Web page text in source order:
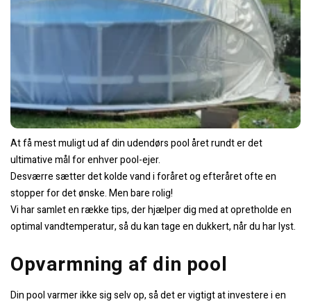
At få mest muligt ud af din udendørs pool året rundt er det
ultimative mål for enhver pool-ejer.
Desværre sætter det kolde vand i foråret og efteråret ofte en
stopper for det ønske. Men bare rolig!
Vi har samlet en række tips, der hjælper dig med at opretholde en
optimal vandtemperatur, så du kan tage en dukkert, når du har lyst.
Opvarmning af din pool
Din pool varmer ikke sig selv op, så det er vigtigt at investere i en